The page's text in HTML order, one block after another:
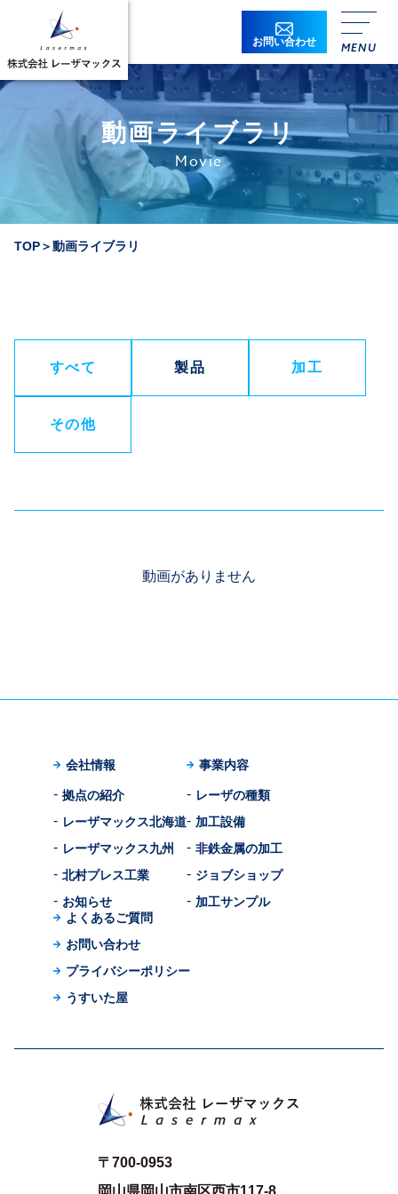
お問い合わせ
動画ライブラリ
Movie
TOP＞動画ライブラリ
すべて 製品 加工
その他
動画がありません
〒700-0953
岡山県岡山市南区西市117-8
会社情報
拠点の紹介
レーザマックス北海道
レーザマックス九州
北村プレス工業
お知らせ
事業内容
レーザの種類
加工設備
非鉄金属の加工
ジョブショップ
加工サンプル
よくあるご質問
お問い合わせ
プライバシーポリシー
うすいた屋